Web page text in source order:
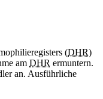
(DHR)
am DHR ermuntern.
an. Ausführliche